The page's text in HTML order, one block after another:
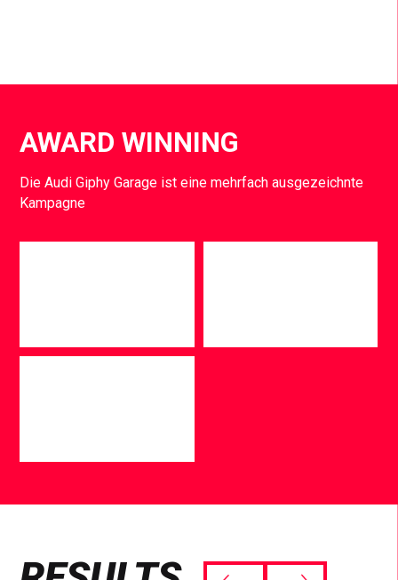
AWARD WINNING
Die Audi Giphy Garage ist eine mehrfach ausgezeichnte
Kampagne